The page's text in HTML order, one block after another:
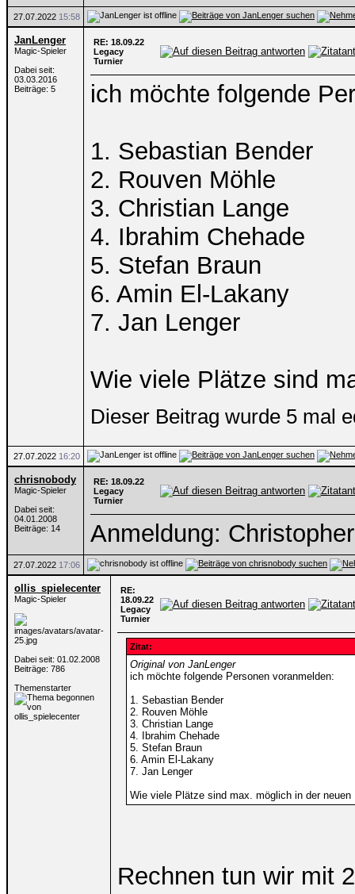
27.07.2022 15:58
JanLenger
Magic-Spieler
Dabei seit:
03.03.2016
Beiträge: 5
RE: 18.09.22
Legacy
Turnier
ich möchte folgende
1. Sebastian Bender
2. Rouven Möhle
3. Christian Lange
4. Ibrahim Chehade
5. Stefan Braun
6. Amin El-Lakany
7. Jan Lenger
Wie viele Plätze sind
Dieser Beitrag wurde 5 mal
27.07.2022 16:20
chrisnobody
Magic-Spieler
Dabei seit:
04.01.2008
Beiträge: 14
RE: 18.09.22
Legacy
Turnier
Anmeldung:
27.07.2022 17:06
ollis_spielecenter
Magic-Spieler
Dabei seit: 01.02.2008
Beiträge: 786
Themenstarter
RE:
18.09.22
Legacy
Turnier
Zitat:
Original von JanLenger
ich möchte folgende Personen voranmelden:
1. Sebastian Bender
2. Rouven Möhle
3. Christian Lange
4. Ibrahim Chehade
5. Stefan Braun
6. Amin El-Lakany
7. Jan Lenger
Wie viele Plätze sind max. möglich in der neuen
Rechnen tun wir mit